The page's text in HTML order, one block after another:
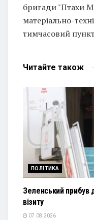
бригади "Птахи
матеріально-
тимчасовий
Читайте також
ПОЛІТИКА
Зеленський прибув
візиту
07.08.2026